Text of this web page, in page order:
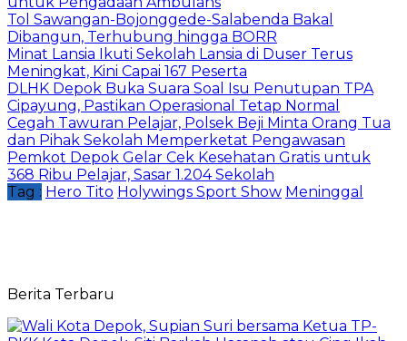
Tol Sawangan-Bojonggede-Salabenda Bakal
Dibangun, Terhubung hingga BORR
Minat Lansia Ikuti Sekolah Lansia di Duser Terus
Meningkat, Kini Capai 167 Peserta
DLHK Depok Buka Suara Soal Isu Penutupan TPA
Cipayung, Pastikan Operasional Tetap Normal
Cegah Tawuran Pelajar, Polsek Beji Minta Orang Tua
dan Pihak Sekolah Memperketat Pengawasan
Pemkot Depok Gelar Cek Kesehatan Gratis untuk
368 Ribu Pelajar, Sasar 1.204 Sekolah
Tag : Hero Tito Holywings Sport Show Meninggal
Berita Terbaru